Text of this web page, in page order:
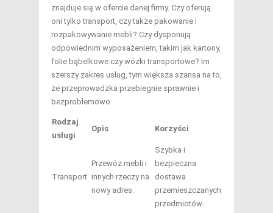
znajduje się w ofercie danej firmy. Czy oferują
oni tylko transport, czy także pakowanie i
rozpakowywanie mebli? Czy dysponują
odpowiednim wyposażeniem, takim jak kartony,
folie bąbelkowe czy wózki transportowe? Im
szerszy zakres usług, tym większa szansa na to,
że przeprowadzka przebiegnie sprawnie i
bezproblemowo.
Rodzaj
usługi
Opis Korzyści
Transport
Przewóz mebli i
innych rzeczy na
nowy adres.
Szybka i
bezpieczna
dostawa
przemieszczanych
przedmiotów.